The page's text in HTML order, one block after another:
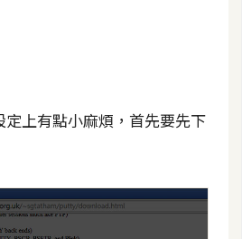
上有點小麻煩，首先要先下